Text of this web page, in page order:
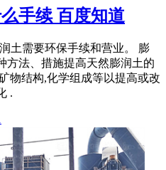
手续 百度知道
土需要环保手续和营业。 膨
方法、措施提高天然膨润土的
物结构,化学组成等以提高或改
.